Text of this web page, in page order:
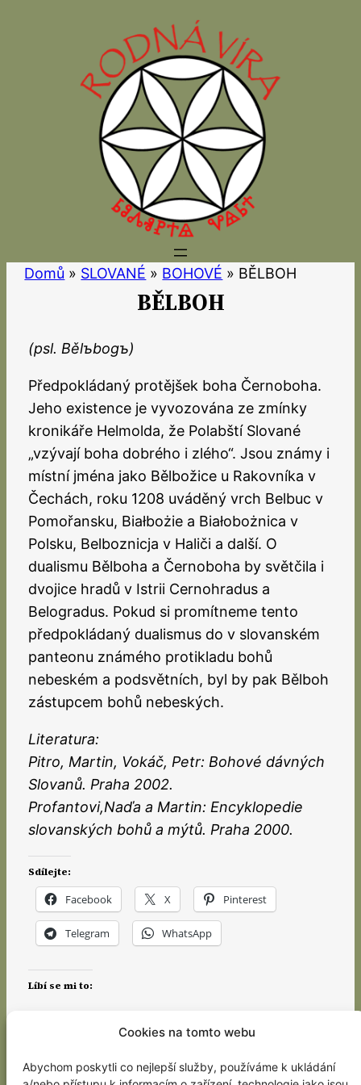
Cookies na tomto webu
Abychom poskytli co nejlepší služby, používáme k ukládání
Domů » SLOVANÉ » BOHOVÉ » BĚLBOH
BĚLBOH
(psl. Bělъbogъ)
Předpokládaný protějšek boha Černoboha.
Jeho existence je vyvozována ze zmínky
kronikáře Helmolda, že Polabští Slované
„vzývají boha dobrého i zlého“. Jsou známy i
místní jména jako Bělbožice u Rakovníka v
Čechách, roku 1208 uváděný vrch Belbuc v
Pomořansku, Białbożie a Białobożnica v
Polsku, Belboznicja v Haliči a další. O
dualismu Bělboha a Černoboha by světčila i
dvojice hradů v Istrii Cernohradus a
Belogradus. Pokud si promítneme tento
předpokládaný dualismus do v slovanském
panteonu známého protikladu bohů
nebeském a podsvětních, byl by pak Bělboh
zástupcem bohů nebeských.
Literatura:
Pitro, Martin, Vokáč, Petr: Bohové dávných
Slovanů. Praha 2002.
Profantovi,Naďa a Martin: Encyklopedie
slovanských bohů a mýtů. Praha 2000.
Sdílejte:
Facebook X Pinterest
Telegram WhatsApp
Líbí se mi to: